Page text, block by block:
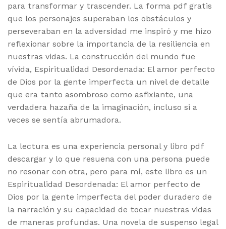
para transformar y trascender. La forma pdf gratis
que los personajes superaban los obstáculos y
perseveraban en la adversidad me inspiró y me hizo
reflexionar sobre la importancia de la resiliencia en
nuestras vidas. La construcción del mundo fue
vívida, Espiritualidad Desordenada: El amor perfecto
de Dios por la gente imperfecta un nivel de detalle
que era tanto asombroso como asfixiante, una
verdadera hazaña de la imaginación, incluso si a
veces se sentía abrumadora.
La lectura es una experiencia personal y libro pdf
descargar y lo que resuena con una persona puede
no resonar con otra, pero para mí, este libro es un
Espiritualidad Desordenada: El amor perfecto de
Dios por la gente imperfecta del poder duradero de
la narración y su capacidad de tocar nuestras vidas
de maneras profundas. Una novela de suspenso legal